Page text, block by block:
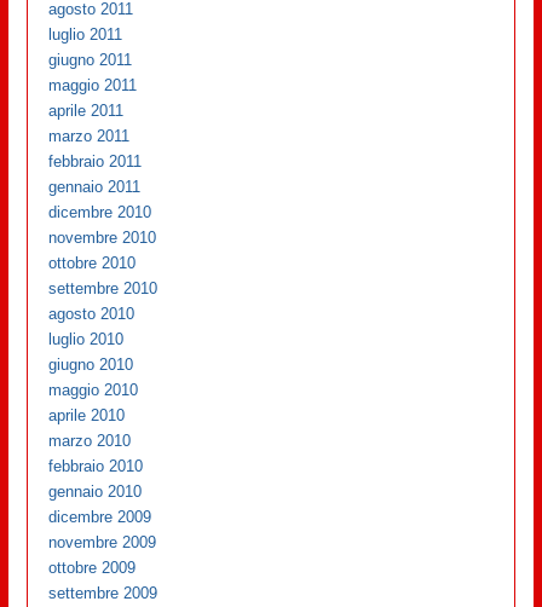
agosto 2011
luglio 2011
giugno 2011
maggio 2011
aprile 2011
marzo 2011
febbraio 2011
gennaio 2011
dicembre 2010
novembre 2010
ottobre 2010
settembre 2010
agosto 2010
luglio 2010
giugno 2010
maggio 2010
aprile 2010
marzo 2010
febbraio 2010
gennaio 2010
dicembre 2009
novembre 2009
ottobre 2009
settembre 2009